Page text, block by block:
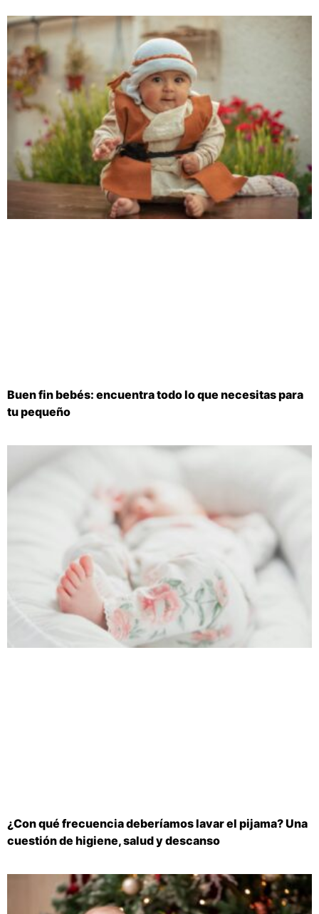
Buen fin bebés: encuentra todo lo que necesitas para
tu pequeño
¿Con qué frecuencia deberíamos lavar el pijama? Una
cuestión de higiene, salud y descanso